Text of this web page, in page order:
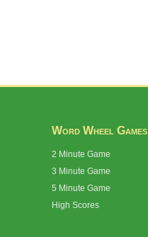
Word Wheel Games
2 Minute Game
3 Minute Game
5 Minute Game
High Scores